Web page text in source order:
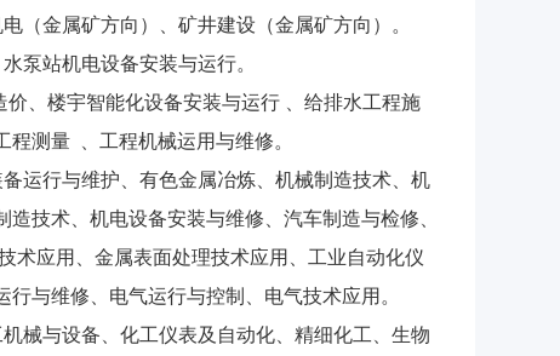
（金属矿方向）、矿井建设（金属矿方向）。
泵站机电设备安装与运行。
、楼宇智能化设备安装与运行 、给排水工程施
测量 、工程机械运用与维修。
运行与维护、有色金属冶炼、机械制造技术、机
技术、机电设备安装与维修、汽车制造与检修、
术应用、金属表面处理技术应用、工业自动化仪
与维修、电气运行与控制、电气技术应用。
械与设备、化工仪表及自动化、精细化工、生物